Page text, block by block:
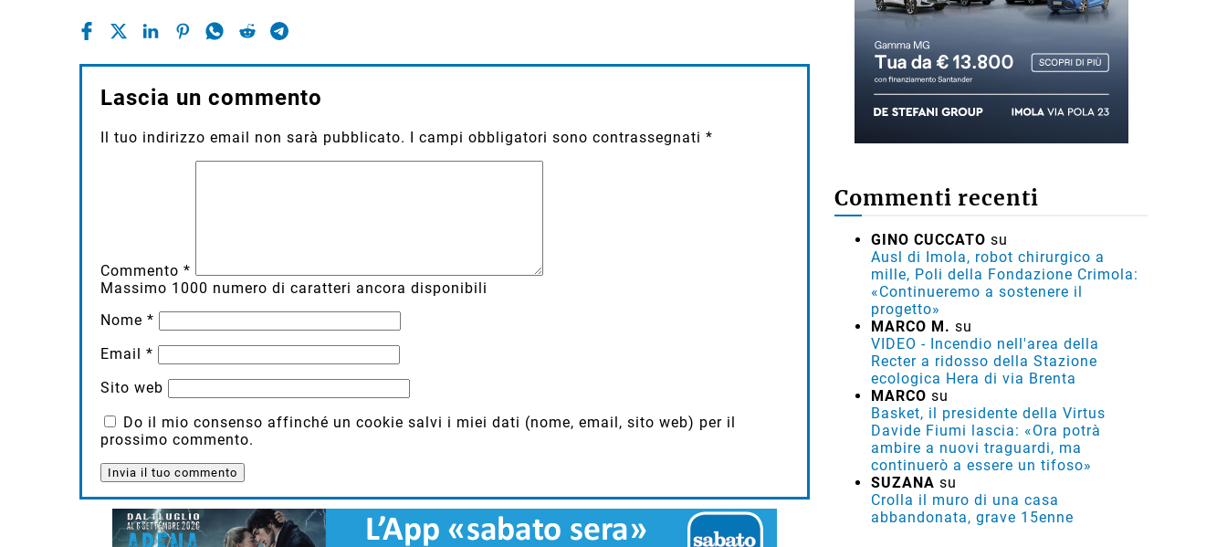
Lascia un commento
Il tuo indirizzo email non sarà pubblicato. I campi obbligatori sono contrassegnati *
Commento *
Massimo 1000 numero di caratteri ancora disponibili
Nome *
Email *
Sito web
Do il mio consenso affinché un cookie salvi i miei dati (nome, email, sito web) per il
prossimo commento.
Commenti recenti
GINO CUCCATO su
Ausl di Imola, robot chirurgico a
mille, Poli della Fondazione Crimola:
«Continueremo a sostenere il
progetto»
MARCO M. su
VIDEO - Incendio nell'area della
Recter a ridosso della Stazione
ecologica Hera di via Brenta
MARCO su
Basket, il presidente della Virtus
Davide Fiumi lascia: «Ora potrà
ambire a nuovi traguardi, ma
continuerò a essere un tifoso»
SUZANA su
Crolla il muro di una casa
abbandonata, grave 15enne